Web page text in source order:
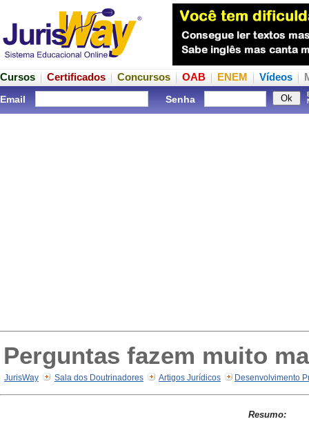
Cursos Certificados Concursos OAB ENEM Vídeos
Email Senha
Perguntas fazem muito
JurisWay Sala dos Doutrinadores Artigos Jurídicos Desenvolvimento
Resumo: